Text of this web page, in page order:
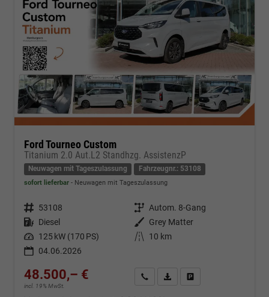
Ford Tourneo Custom
Titanium 2.0 Aut.L2 Standhzg. AssistenzP
Neuwagen mit Tageszulassung Fahrzeugnr.: 53108
sofort lieferbar Neuwagen mit Tageszulassung
Fahrzeugnr. 53108 Getriebe Autom. 8-Gang
Kraftstoff Diesel Außenfarbe
Grey Matter
Leistung 125 kW (170 PS) Kilometerstand
10 km
04.06.2026
48.500,– €
incl. 19% MwSt.
Kontakt & Angebot anfordern
PDF-Datei, Fahrzeugexposé